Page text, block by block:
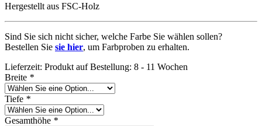
Hergestellt aus FSC-Holz
Sind Sie sich nicht sicher, welche Farbe Sie wählen sollen?
Bestellen Sie sie hier, um Farbproben zu erhalten.
Lieferzeit: Produkt auf Bestellung: 8 - 11 Wochen
Breite *
Tiefe *
Gesamthöhe *